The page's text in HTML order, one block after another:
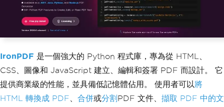
IronPDF 是一個強大的 Python 程式庫，專為從 HTML、
CSS、圖像和 JavaScript 建立、編輯和簽署 PDF 而設計。 它
提供商業級的性能，並具備低記憶體佔用。 使用者可以將
HTML 轉換成 PDF
合併或分割 PDF 文件、 擷取 PDF 中的文